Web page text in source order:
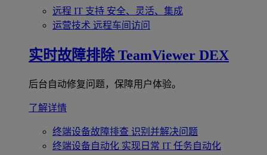
远程 IT 支持 安全、灵活、集成
运营技术 远程车间访问
实时故障排除 TeamViewer DEX
后台自动修复问题，保障用户体验。
了解详情
终端设备故障排查 识别并解决问题
终端设备自动化 实现日常 IT 任务自动化